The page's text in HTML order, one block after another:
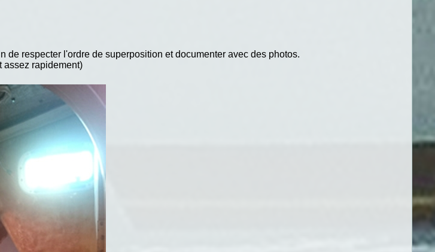
respecter l'ordre de superposition et documenter avec des photos.
assez rapidement)